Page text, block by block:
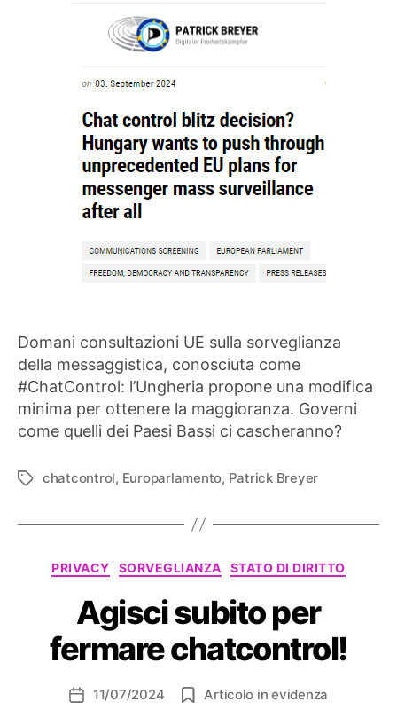
Domani consultazioni UE sulla sorveglianza
della messaggistica, conosciuta come
#ChatControl: l’Ungheria propone una modifica
minima per ottenere la maggioranza. Governi
come quelli dei Paesi Bassi ci cascheranno?
Tag chatcontrol, Europarlamento, Patrick Breyer
Categorie
PRIVACY SORVEGLIANZA STATO DI DIRITTO
Agisci subito per
fermare chatcontrol!
Data11/07/2024 Articolo in evidenza